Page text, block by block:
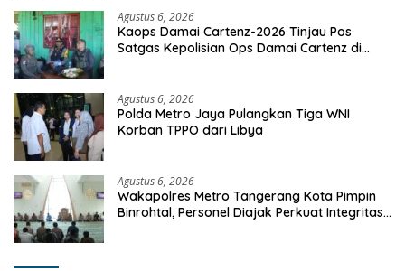
Agustus 6, 2026
Kaops Damai Cartenz-2026 Tinjau Pos
Satgas Kepolisian Ops Damai Cartenz di
Agustus 6, 2026
Polda Metro Jaya Pulangkan Tiga WNI
Korban TPPO dari Libya
Agustus 6, 2026
Wakapolres Metro Tangerang Kota Pimpin
Binrohtal, Personel Diajak Perkuat Integritas